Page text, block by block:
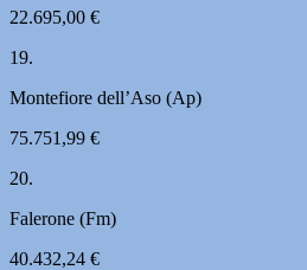
22.695,00 €
19.
Montefiore dell’Aso (Ap)
75.751,99 €
20.
Falerone (Fm)
40.432,24 €